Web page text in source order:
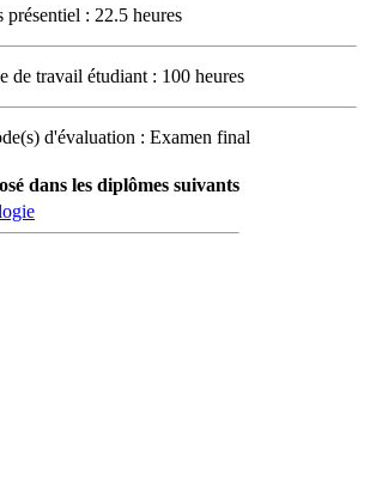
présentiel : 22.5 heures
de travail étudiant : 100 heures
d'évaluation : Examen final
dans les diplômes suivants